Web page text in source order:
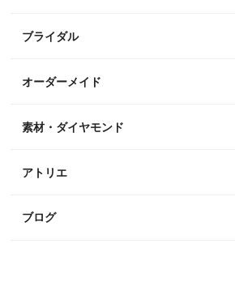
ブライダル
オーダーメイド
素材・ダイヤモンド
アトリエ
ブログ